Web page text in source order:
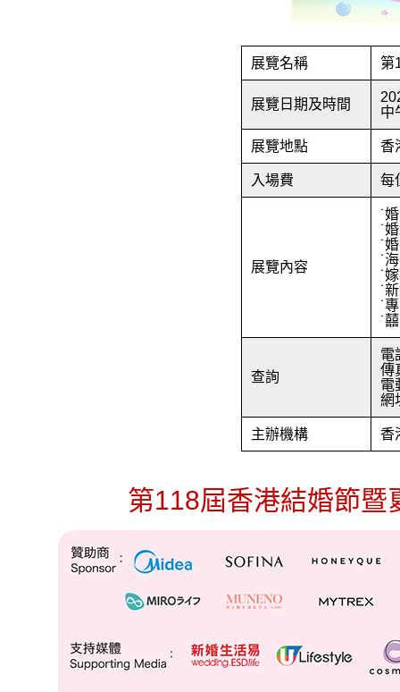
展覽名稱 第
展覽日期及時間
中
展覽地點 香
入場費 每
展覽內容
˙
˙
˙
˙
˙
˙
˙
˙
查詢
電
傳
電
網
主辦機構 香
第118屆香港結婚節暨